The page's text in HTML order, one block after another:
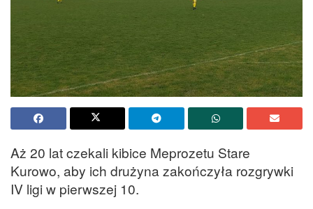
Aż 20 lat czekali kibice Meprozetu Stare
Kurowo, aby ich drużyna zakończyła rozgrywki
IV ligi w pierwszej 10.